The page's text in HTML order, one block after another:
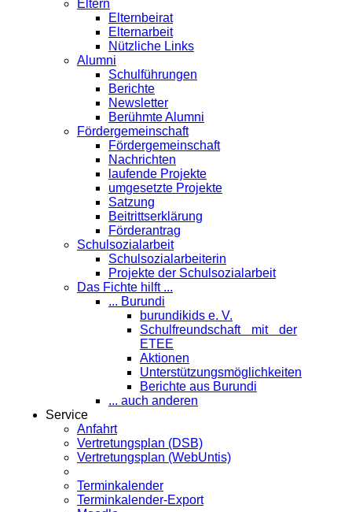
Eltern
Elternbeirat
Elternarbeit
Nützliche Links
Alumni
Schulführungen
Berichte
Newsletter
Berühmte Alumni
Förder­gemeinschaft
Fördergemeinschaft
Nachrichten
laufende Projekte
umgesetzte Projekte
Satzung
Beitrittserklärung
Förderantrag
Schul­sozialarbeit
Schulsozialarbeiterin
Projekte der Schulsozialarbeit
Das Fichte hilft ...
... Burundi
burundikids e. V.
Schulfreundschaft mit der
ETEE
Aktionen
Unterstützungsmöglichkeiten
Berichte aus Burundi
... auch anderen
Service
Anfahrt
Vertretungsplan (DSB)
Vertretungsplan (WebUntis)
Terminkalender
Terminkalender-Export